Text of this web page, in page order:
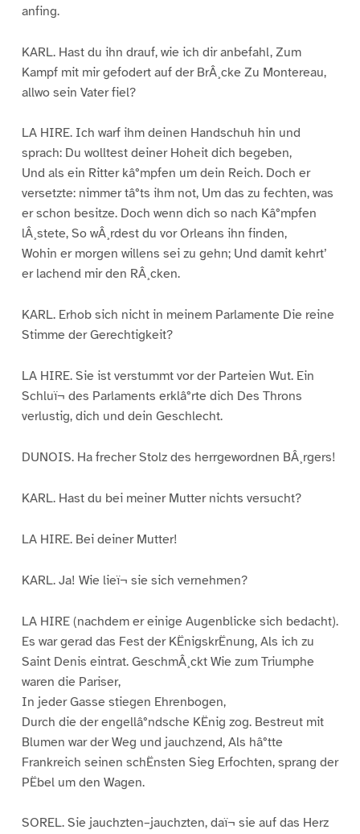
anfing.
KARL. Hast du ihn drauf, wie ich dir anbefahl, Zum
Kampf mit mir gefodert auf der BrÂ¸cke Zu Montereau,
allwo sein Vater fiel?
LA HIRE. Ich warf ihm deinen Handschuh hin und
sprach: Du wolltest deiner Hoheit dich begeben,
Und als ein Ritter kâ°mpfen um dein Reich. Doch er
versetzte: nimmer tâ°ts ihm not, Um das zu fechten, was
er schon besitze. Doch wenn dich so nach Kâ°mpfen
lÂ¸stete, So wÂ¸rdest du vor Orleans ihn finden,
Wohin er morgen willens sei zu gehn; Und damit kehrt’
er lachend mir den RÂ¸cken.
KARL. Erhob sich nicht in meinem Parlamente Die reine
Stimme der Gerechtigkeit?
LA HIRE. Sie ist verstummt vor der Parteien Wut. Ein
Schluï¬ des Parlaments erklâ°rte dich Des Throns
verlustig, dich und dein Geschlecht.
DUNOIS. Ha frecher Stolz des herrgewordnen BÂ¸rgers!
KARL. Hast du bei meiner Mutter nichts versucht?
LA HIRE. Bei deiner Mutter!
KARL. Ja! Wie lieï¬ sie sich vernehmen?
LA HIRE (nachdem er einige Augenblicke sich bedacht).
Es war gerad das Fest der KËnigskrËnung, Als ich zu
Saint Denis eintrat. GeschmÂ¸ckt Wie zum Triumphe
waren die Pariser,
In jeder Gasse stiegen Ehrenbogen,
Durch die der engellâ°ndsche KËnig zog. Bestreut mit
Blumen war der Weg und jauchzend, Als hâ°tte
Frankreich seinen schËnsten Sieg Erfochten, sprang der
PËbel um den Wagen.
SOREL. Sie jauchzten–jauchzten, daï¬ sie auf das Herz